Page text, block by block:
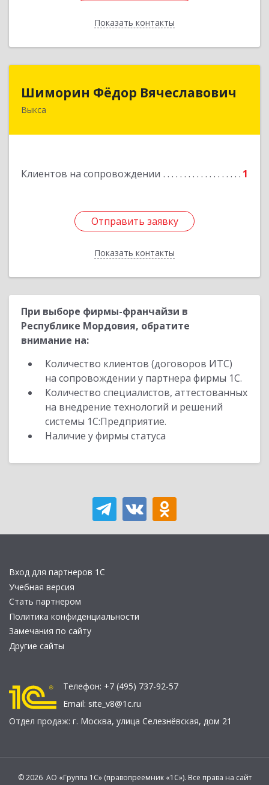
Показать контакты
Назад
Шиморин Фёдор Вячеславович
Выкса
Клиентов на сопровождении 1
Отправить заявку
Показать контакты
Шиморин Фёдор Вячеславович
Отправить заявку
Назад
При выборе фирмы-франчайзи в
Республике Мордовия, обратите
внимание на:
Количество клиентов (договоров ИТС)
на сопровождении у партнера фирмы 1С.
Количество специалистов, аттестованных
на внедрение технологий и решений
системы 1С:Предприятие.
Наличие у фирмы статуса
Вход для партнеров 1С
Учебная версия
Стать партнером
Политика конфиденциальности
Замечания по сайту
Другие сайты
Телефон: +7 (495) 737-92-57
Email: site_v8@1c.ru
Отдел продаж: г. Москва, улица Селезнёвская, дом 21
© 2026 АО «Группа 1С» (правопреемник «1С»). Все права на сайт